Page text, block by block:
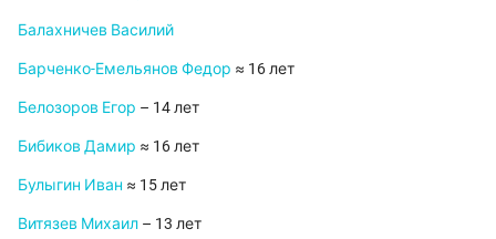
Балахничев Василий
Барченко-Емельянов Федор ≈ 16 лет
Белозоров Егор – 14 лет
Бибиков Дамир ≈ 16 лет
Булыгин Иван ≈ 15 лет
Витязев Михаил – 13 лет